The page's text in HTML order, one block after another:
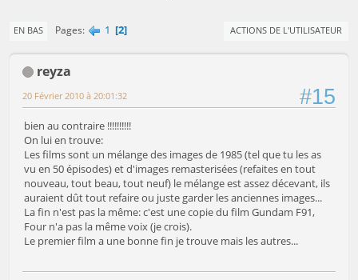
EN BAS Pages 1 2 ACTIONS DE L'UTILISATEUR
reyza
#15
20 Février 2010 à 20:01:32
bien au contraire !!!!!!!!!!
On lui en trouve:
Les films sont un mélange des images de 1985 (tel que tu les as
vu en 50 épisodes) et d'images remasterisées (refaites en tout
nouveau, tout beau, tout neuf) le mélange est assez décevant, ils
auraient dût tout refaire ou juste garder les anciennes images...
La fin n'est pas la même: c'est une copie du film Gundam F91,
Four n'a pas la même voix (je crois).
Le premier film a une bonne fin je trouve mais les autres...